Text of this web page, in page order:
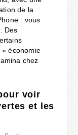
de la
: vous
Des
économie
chez
voir
et les